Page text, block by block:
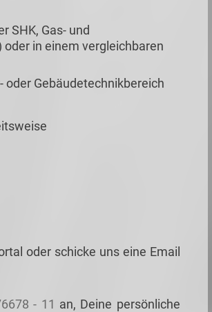
SHK, Gas- und
in einem vergleichbaren
oder Gebäudetechnikbereich
oder schicke uns eine Email
- 11 an, Deine persönliche